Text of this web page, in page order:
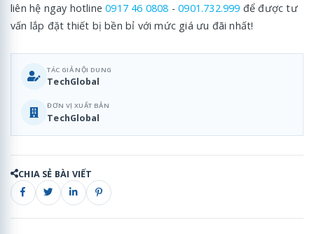
liên hệ ngay hotline0917 46 0808 -0901.732.999 để được tư
vấn lắp đặt thiết bị bền bỉ với mức giá ưu đãi nhất!
TÁC GIẢ NỘI DUNG
TechGlobal
ĐƠN VỊ XUẤT BẢN
TechGlobal
CHIA SẺ BÀI VIẾT